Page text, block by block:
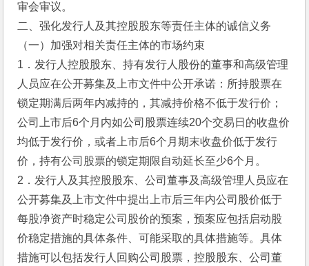
审会审议。
二、强化发行人及其控股股东等责任主体的诚信义务
（一）加强对相关责任主体的市场约束
1．发行人控股股东、持有发行人股份的董事和高级管理
人员应在公开募集及上市文件中公开承诺：所持股票在
锁定期满后两年内减持的，其减持价格不低于发行价；
公司上市后6个月内如公司股票连续20个交易日的收盘价
均低于发行价，或者上市后6个月期末收盘价低于发行
价，持有公司股票的锁定期限自动延长至少6个月。
2．发行人及其控股股东、公司董事及高级管理人员应在
公开募集及上市文件中提出上市后三年内公司股价低于
每股净资产时稳定公司股价的预案，预案应包括启动股
价稳定措施的具体条件、可能采取的具体措施等。具体
措施可以包括发行人回购公司股票，控股股东、公司董